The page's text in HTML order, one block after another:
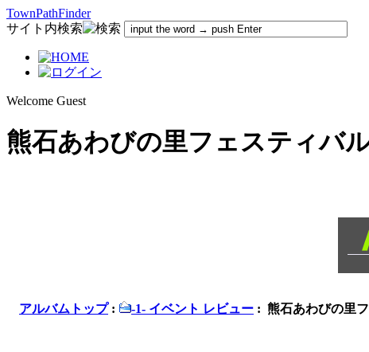
TownPathFinder
サイト内検索
Welcome Guest
熊石あわびの里フェスティバ
アルバムトップ: -1- イベント レビュー : 熊石あわびの里